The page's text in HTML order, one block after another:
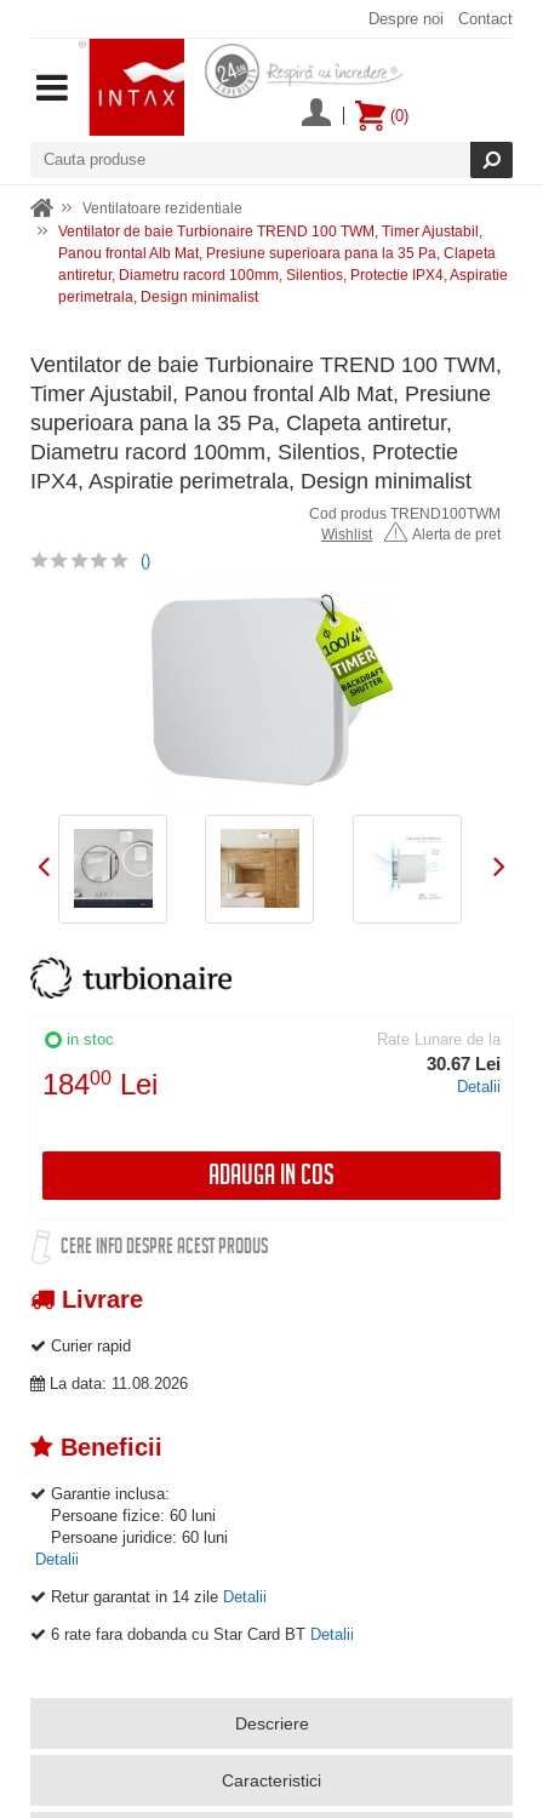
Despre noi Contact
(0)
Ventilatoare rezidentiale
Ventilator de baie Turbionaire TREND 100 TWM, Timer Ajustabil,
Panou frontal Alb Mat, Presiune superioara pana la 35 Pa, Clapeta
antiretur, Diametru racord 100mm, Silentios, Protectie IPX4, Aspiratie
perimetrala, Design minimalist
Ventilator de baie Turbionaire TREND 100 TWM,
Timer Ajustabil, Panou frontal Alb Mat, Presiune
superioara pana la 35 Pa, Clapeta antiretur,
Diametru racord 100mm, Silentios, Protectie
IPX4, Aspiratie perimetrala, Design minimalist
Cod produs TREND100TWM
Wishlist
Alerta de pret
()
in stoc
18400 Lei
Rate Lunare de la
30.67 Lei
Detalii
ADAUGA IN COS
CERE INFO DESPRE ACEST PRODUS
Livrare
Curier rapid
La data: 11.08.2026
Beneficii
Garantie inclusa:
Persoane fizice: 60 luni
Persoane juridice: 60 luni
Detalii
Retur garantat in 14 zile Detalii
6 rate fara dobanda cu Star Card BT Detalii
Descriere
Caracteristici